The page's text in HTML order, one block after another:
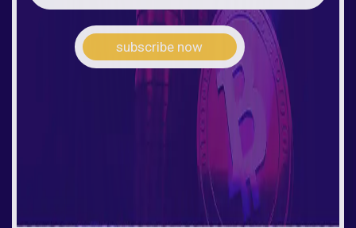
subscribe now